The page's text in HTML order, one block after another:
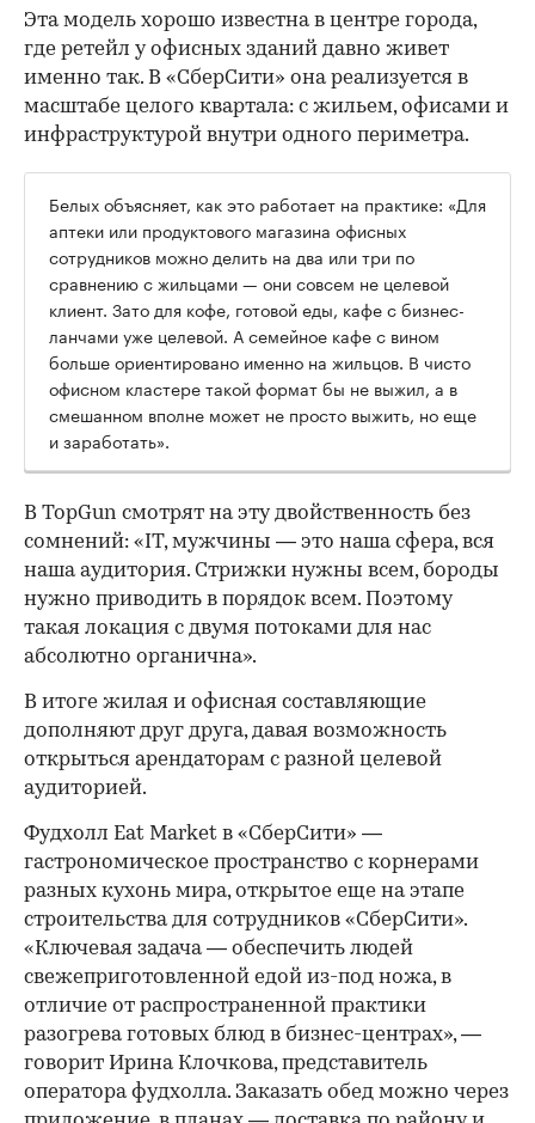
Эта модель хорошо известна в центре города,
где ретейл у офисных зданий давно живет
именно так. В «СберСити» она реализуется в
масштабе целого квартала: с жильем, офисами и
инфраструктурой внутри одного периметра.
Белых объясняет, как это работает на практике: «Для
аптеки или продуктового магазина офисных
сотрудников можно делить на два или три по
сравнению с жильцами — они совсем не целевой
клиент. Зато для кофе, готовой еды, кафе с бизнес-
ланчами уже целевой. А семейное кафе с вином
больше ориентировано именно на жильцов. В чисто
офисном кластере такой формат бы не выжил, а в
смешанном вполне может не просто выжить, но еще
и заработать».
В TopGun смотрят на эту двойственность без
сомнений: «IT, мужчины — это наша сфера, вся
наша аудитория. Стрижки нужны всем, бороды
нужно приводить в порядок всем. Поэтому
такая локация с двумя потоками для нас
абсолютно органична».
В итоге жилая и офисная составляющие
дополняют друг друга, давая возможность
открыться арендаторам с разной целевой
аудиторией.
Фудхолл Eat Market в «СберСити» —
гастрономическое пространство с корнерами
разных кухонь мира, открытое еще на этапе
строительства для сотрудников «СберСити».
«Ключевая задача — обеспечить людей
свежеприготовленной едой из-под ножа, в
отличие от распространенной практики
разогрева готовых блюд в бизнес-центрах», —
говорит Ирина Клочкова, представитель
оператора фудхолла. Заказать обед можно через